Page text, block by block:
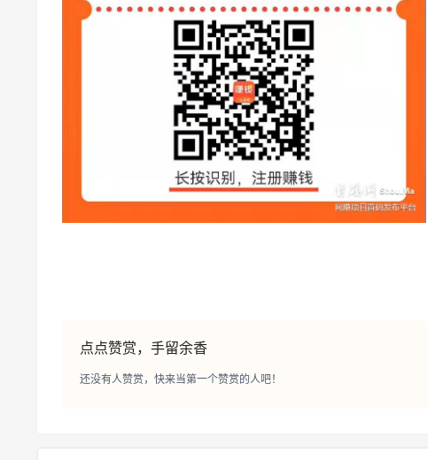
点点赞赏，手留余香
还没有人赞赏，快来当第一个赞赏的人吧！